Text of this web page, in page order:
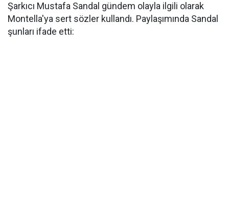
Şarkıcı Mustafa Sandal gündem olayla ilgili olarak
Montella'ya sert sözler kullandı. Paylaşımında Sandal
şunları ifade etti: